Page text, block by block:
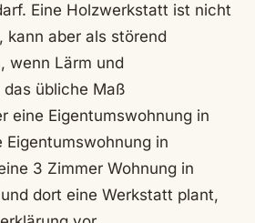
Eine Holzwerkstatt ist nicht
kann aber als störend
wenn Lärm und
übliche Maß
eine Eigentumswohnung in
Eigentumswohnung in
3 Zimmer Wohnung in
dort eine Werkstatt plant,